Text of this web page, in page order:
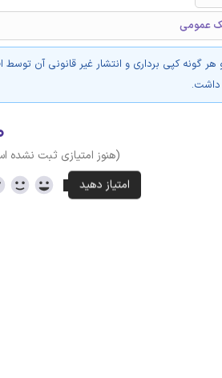
عمومی
گونه کپی برداری و انتشار غیر قانونی آن توسط
داشت.
(هنوز امتیازی ثبت نشده